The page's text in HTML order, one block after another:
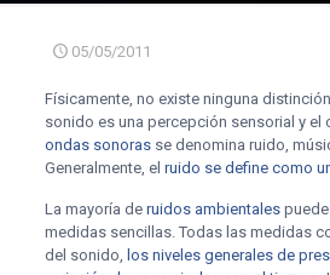
05/05/2011
Físicamente, no existe ninguna
sonido es una percepción sensorial y el
ondas sonorasse denomina ruido,
Generalmente, el ruido se define como
La mayoría de ruidos ambientalespuede
medidas sencillas. Todas las medidas
del sonido, los niveles generales de